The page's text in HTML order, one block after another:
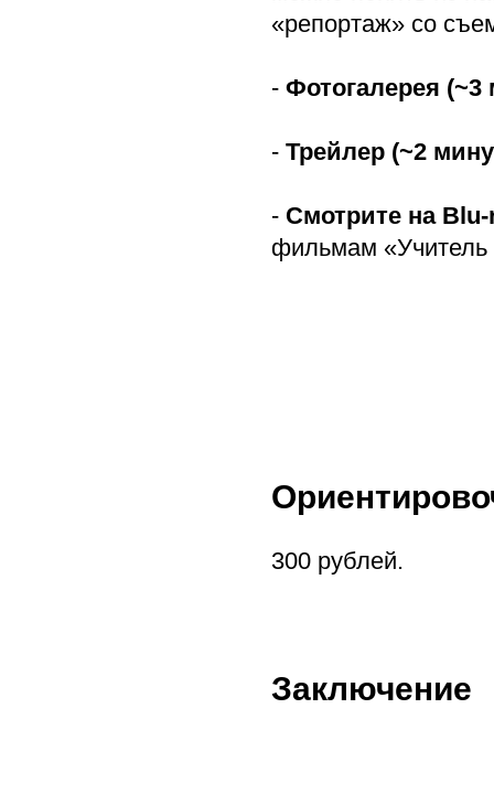
«репортаж» со
- Фотогалерея (~3
- Трейлер (~2
- Смотрите на
фильмам «Учитель
300 рублей.
Заключение